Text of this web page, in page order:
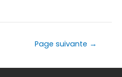
Page suivante →